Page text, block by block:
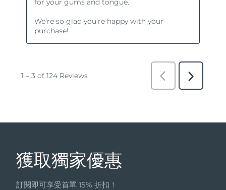
獲取獨家優惠
訂閱即可享受首單 15% 折扣！